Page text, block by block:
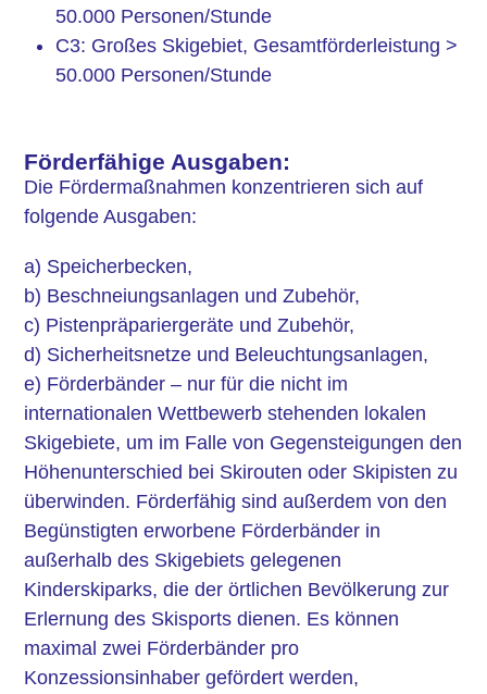
50.000 Personen/Stunde
C3: Großes Skigebiet, Gesamtförderleistung >
50.000 Personen/Stunde
Förderfähige Ausgaben:
Die Fördermaßnahmen konzentrieren sich auf
folgende Ausgaben:
a) Speicherbecken,
b) Beschneiungsanlagen und Zubehör,
c) Pistenpräpariergeräte und Zubehör,
d) Sicherheitsnetze und Beleuchtungsanlagen,
e) Förderbänder – nur für die nicht im
internationalen Wettbewerb stehenden lokalen
Skigebiete, um im Falle von Gegensteigungen den
Höhenunterschied bei Skirouten oder Skipisten zu
überwinden. Förderfähig sind außerdem von den
Begünstigten erworbene Förderbänder in
außerhalb des Skigebiets gelegenen
Kinderskiparks, die der örtlichen Bevölkerung zur
Erlernung des Skisports dienen. Es können
maximal zwei Förderbänder pro
Konzessionsinhaber gefördert werden,